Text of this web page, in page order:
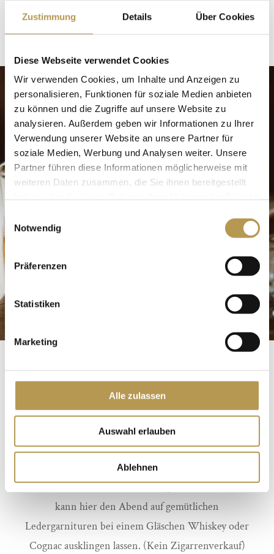
Zustimmung Details Über Cookies
Diese Webseite verwendet Cookies
Wir verwenden Cookies, um Inhalte und Anzeigen zu
personalisieren, Funktionen für soziale Medien anbieten
zu können und die Zugriffe auf unsere Website zu
analysieren. Außerdem geben wir Informationen zu Ihrer
Verwendung unserer Website an unsere Partner für
soziale Medien, Werbung und Analysen weiter. Unsere
Partner führen diese Informationen möglicherweise mit
weiteren Daten zusammen, die Sie ihnen bereitgestellt
Notwendig
Präferenzen
Statistiken
Marketing
Alle zulassen
Auswahl erlauben
Ablehnen
den Wänden zu gemütlichen Abenden in
heimischer Atmosphäre ein.
DIE
RAUCHERLOUNGE
MIT WHISKEY
Im hinteren Teil, mit Blick auf die Terrasse,
befindet sich die Raucherlounge. Wer möchte,
kann hier den Abend auf gemütlichen
Ledergarnituren bei einem Gläschen Whiskey oder
Cognac ausklingen lassen. (Kein Zigarrenverkauf)